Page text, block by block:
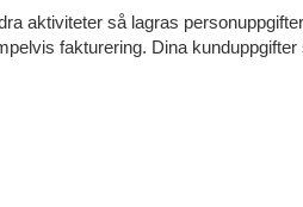
aktiviteter så lagras
fakturering. Dina